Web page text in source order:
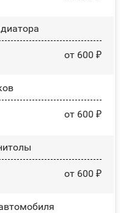
от 600 ₽
от 600 ₽
от 600 ₽